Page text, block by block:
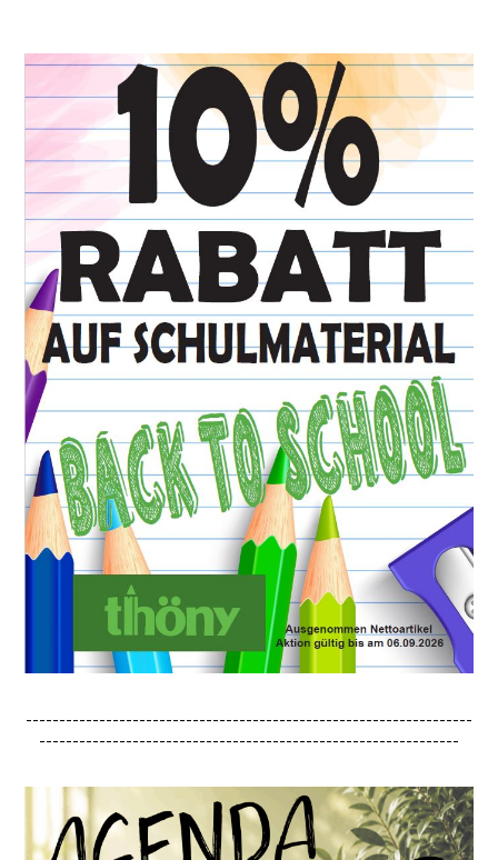
-------------------------------------------------------------------
---------------------------------------------------------------